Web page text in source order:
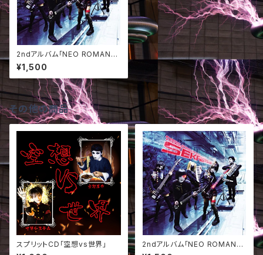
2ndアルバム「NEO ROMANC
ER」
¥1,500
その他の商品
スプリットCD「空想vs世界」
2ndアルバム「NEO ROMANC
ER」